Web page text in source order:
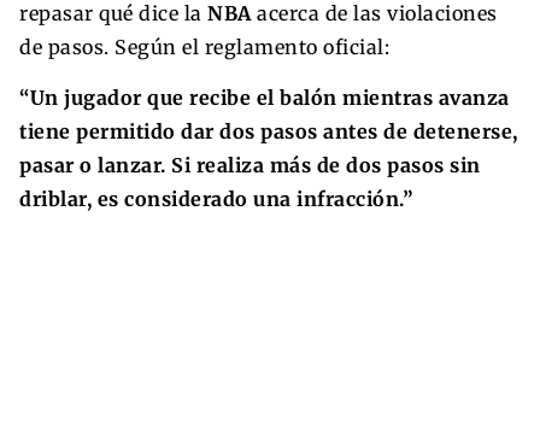
repasar qué dice la NBA acerca de las violaciones
de pasos. Según el reglamento oficial:
“Un jugador que recibe el balón mientras avanza
tiene permitido dar dos pasos antes de detenerse,
pasar o lanzar. Si realiza más de dos pasos sin
driblar, es considerado una infracción.”